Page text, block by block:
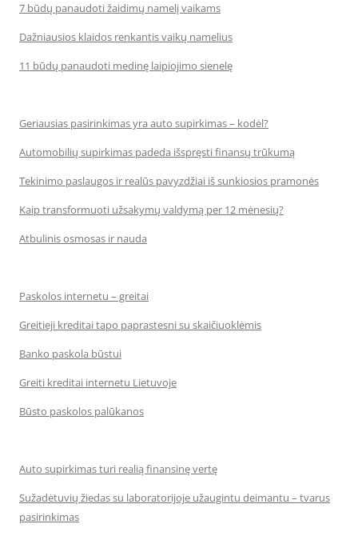
7 būdų panaudoti žaidimų namelį vaikams
Dažniausios klaidos renkantis vaikų namelius
11 būdų panaudoti medinę laipiojimo sienelę
Geriausias pasirinkimas yra auto supirkimas – kodėl?
Automobilių supirkimas padeda išspręsti finansų trūkumą
Tekinimo paslaugos ir realūs pavyzdžiai iš sunkiosios pramonės
Kaip transformuoti užsakymų valdymą per 12 mėnesių?
Atbulinis osmosas ir nauda
Paskolos internetu – greitai
Greitieji kreditai tapo paprastesni su skaičiuoklėmis
Banko paskola būstui
Greiti kreditai internetu Lietuvoje
Būsto paskolos palūkanos
Auto supirkimas turi realią finansinę vertę
Sužadėtuvių žiedas su laboratorijoje užaugintu deimantu – tvarus
pasirinkimas